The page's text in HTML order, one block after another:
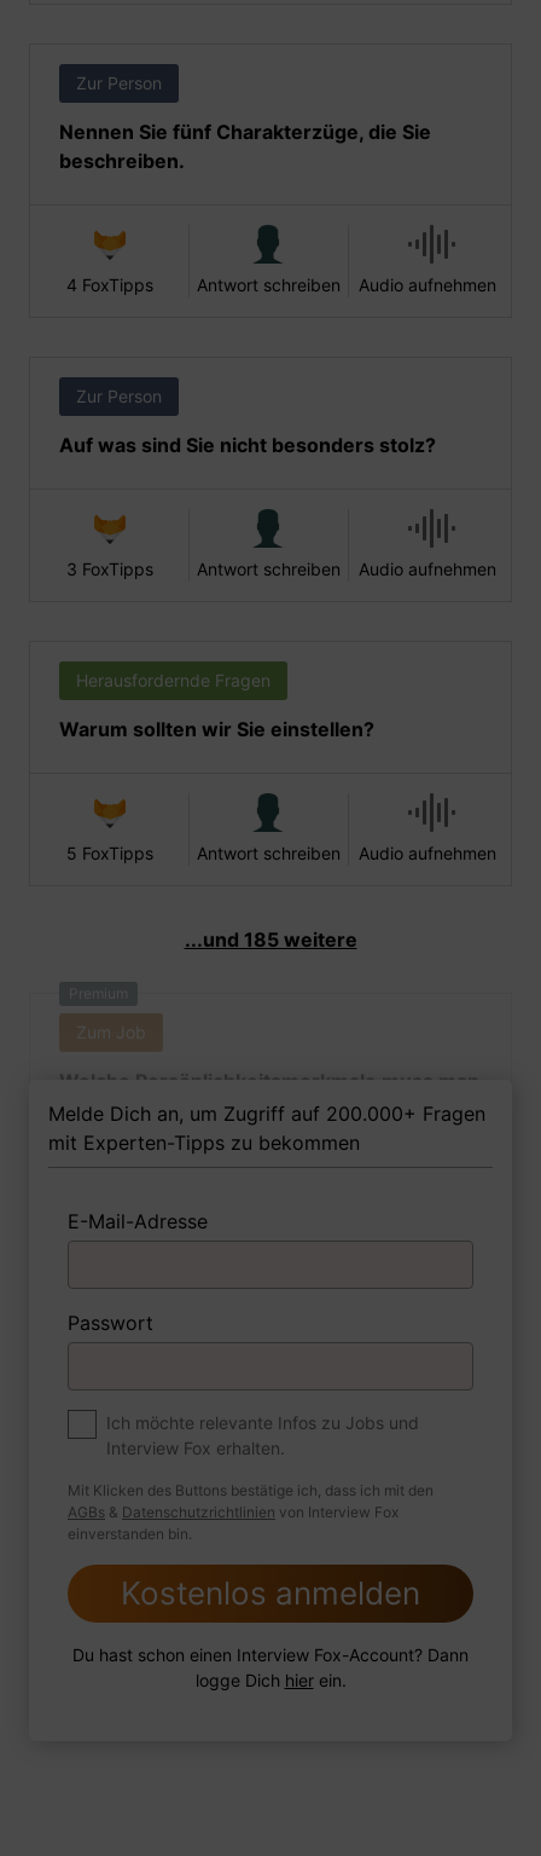
Zur Person
Nennen Sie fünf Charakterzüge, die Sie
beschreiben.
4 FoxTipps Antwort schreiben Audio aufnehmen
Zur Person
Auf was sind Sie nicht besonders stolz?
3 FoxTipps Antwort schreiben Audio aufnehmen
Herausfordernde Fragen
Warum sollten wir Sie einstellen?
5 FoxTipps Antwort schreiben Audio aufnehmen
...und 185 weitere
Premium
Zum Job
Welche Persönlichkeitsmerkmale muss man
als Kauffrau für Marketingkommunikation
Ihrer Meinung nach besitzen, um in dem Job
erfolgreich zu sein?
1 FoxTipp Antwort schreiben Audio aufnehmen
Wie sind Sie mit einer Situation
umgegangen, in der Sie einen
leistungsschwachen Mitarbeiter hatten?
Melde Dich an, um Zugriff auf 200.000+ Fragen
mit Experten-Tipps zu bekommen
E-Mail-Adresse
Passwort
Ich möchte relevante Infos zu Jobs und
Interview Fox erhalten.
Mit Klicken des Buttons bestätige ich, dass ich mit den
AGBs & Datenschutzrichtlinien von Interview Fox
einverstanden bin.
Kostenlos anmelden
Du hast schon einen Interview Fox-Account? Dann
logge Dich hierein.